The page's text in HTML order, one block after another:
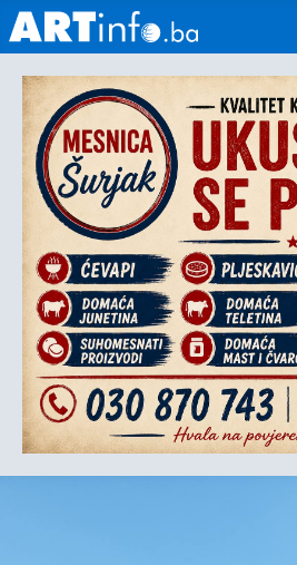
Početna
Vijesti
Sport
Kultura
Crna
kronika
Politika